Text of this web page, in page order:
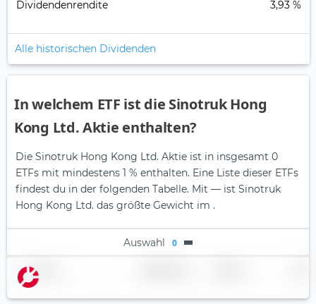
Dividendenrendite 3,93 %
Alle historischen Dividenden
In welchem ETF ist die Sinotruk Hong
Kong Ltd. Aktie enthalten?
Die Sinotruk Hong Kong Ltd. Aktie ist in insgesamt 0
ETFs mit mindestens 1 % enthalten. Eine Liste dieser ETFs
findest du in der folgenden Tabelle. Mit — ist Sinotruk
Hong Kong Ltd. das größte Gewicht im .
Auswahl 0
Name